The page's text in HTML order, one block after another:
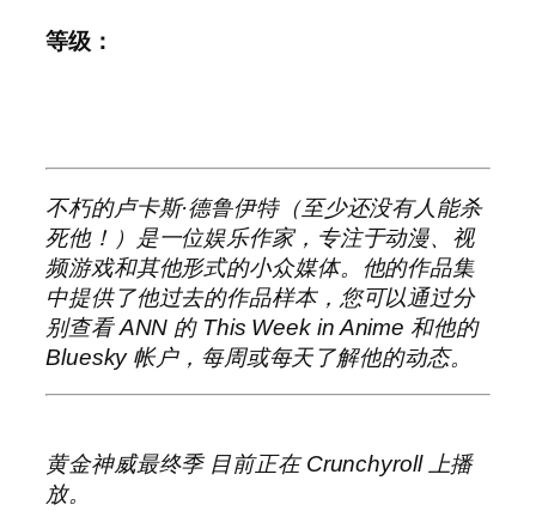
等级：
不朽的卢卡斯·德鲁伊特（至少还没有人能杀
死他！）是一位娱乐作家，专注于动漫、视
频游戏和其他形式的小众媒体。他的作品集
中提供了他过去的作品样本，您可以通过分
别查看 ANN 的 This Week in Anime 和他的
Bluesky 帐户，每周或每天了解他的动态。
黄金神威最终季目前正在 Crunchyroll 上播
放。